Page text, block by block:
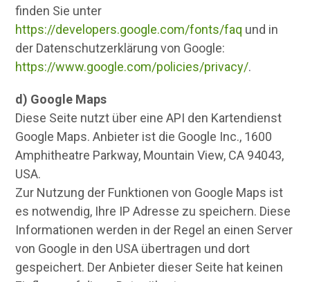
finden Sie unter
https://developers.google.com/fonts/faq und in
der Datenschutzerklärung von Google:
https://www.google.com/policies/privacy/.
d) Google Maps
Diese Seite nutzt über eine API den Kartendienst
Google Maps. Anbieter ist die Google Inc., 1600
Amphitheatre Parkway, Mountain View, CA 94043,
USA.
Zur Nutzung der Funktionen von Google Maps ist
es notwendig, Ihre IP Adresse zu speichern. Diese
Informationen werden in der Regel an einen Server
von Google in den USA übertragen und dort
gespeichert. Der Anbieter dieser Seite hat keinen